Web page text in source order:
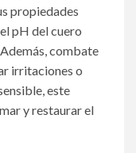
propiedades
pH del cuero
combate
irritaciones o
este
y restaurar el